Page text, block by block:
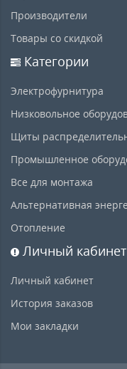
Производители
Товары со скидкой
Категории
Электрофурнитура
Низковольное
Щиты
Промышленное
Все для монтажа
Альтернативная
Отопление
Личный кабинет
Личный кабинет
История заказов
Мои закладки